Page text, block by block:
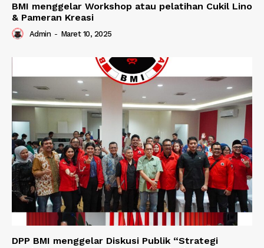
BMI menggelar Workshop atau pelatihan Cukil Lino
& Pameran Kreasi
Admin - Maret 10, 2025
DPP BMI menggelar Diskusi Publik “Strategi